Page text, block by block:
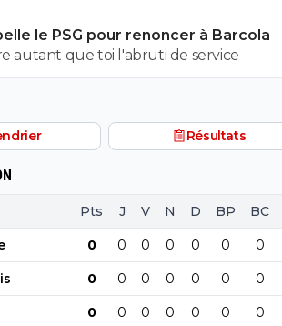
rien à rien :)
avec la meilleure équipe d'europe? SOigne
le PSG pour renoncer à Barcola
autant que toi l'abruti de service
Résultats
Pts J V N D BP BC
0 0 0 0 0 0 0
0 0 0 0 0 0 0
0 0 0 0 0 0 0